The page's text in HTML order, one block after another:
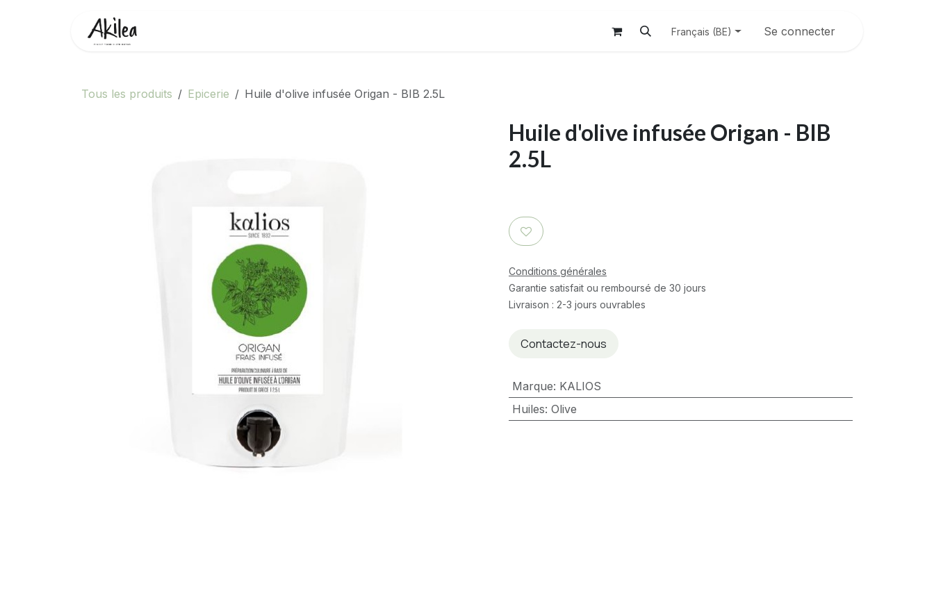
Français (BE) Se connecter
Tous les produits Epicerie Huile d'olive infusée Origan - BIB 2.5L
Huile d'olive infusée Origan - BIB
2.5L
Conditions générales
Garantie satisfait ou remboursé de 30 jours
Livraison : 2-3 jours ouvrables
Contactez-nous
Marque: KALIOS
Huiles: Olive